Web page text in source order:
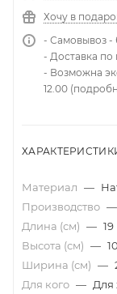
Хочу в
- Самовывоз -
- Доставка
- Возможна
12.00
Материал —
Производство —
Длина (см) — 19
Высота (см) — 10
Ширина (см) —
Для кого —